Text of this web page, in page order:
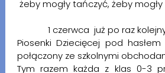
żeby mogły tańczyć, żeby mogły
1 czerwca już po raz kolejny
Piosenki Dziecięcej pod hasłem
połączony ze szkolnymi
Tym razem każda z klas 0-3